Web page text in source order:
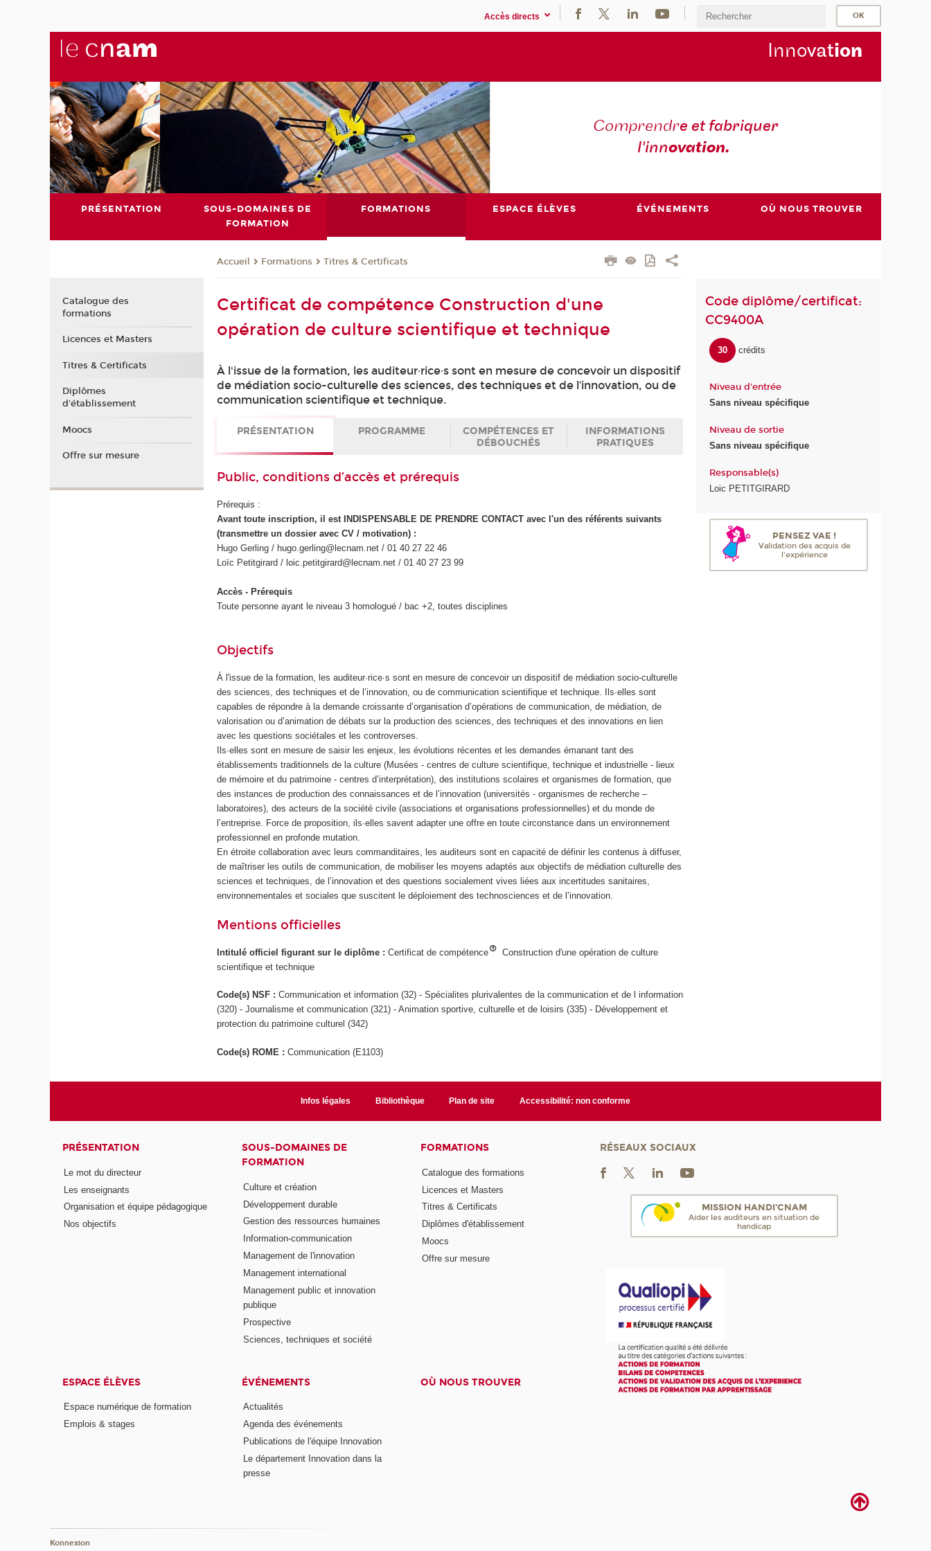
Accès directs
Innovation
Comprendre et fabriquer
l'innovation.
PRÉSENTATION
SOUS-DOMAINES DE
FORMATION
FORMATIONS ESPACE ÉLÈVES ÉVÉNEMENTS OÙ NOUS TROUVER
Accueil Formations Titres & Certificats
Certificat de compétence Construction d'une
opération de culture scientifique et technique
À l'issue de la formation, les auditeur∙rice∙s sont en mesure de concevoir un dispositif
de médiation socio-culturelle des sciences, des techniques et de l’innovation, ou de
communication scientifique et technique.
PRÉSENTATION PROGRAMME
COMPÉTENCES ET
DÉBOUCHÉS
INFORMATIONS
PRATIQUES
Public, conditions d’accès et prérequis
Prérequis :
Avant toute inscription, il est INDISPENSABLE DE PRENDRE CONTACT avec l'un des référents suivants
(transmettre un dossier avec CV / motivation) :
Hugo Gerling / hugo.gerling@lecnam.net / 01 40 27 22 46
Loïc Petitgirard / loic.petitgirard@lecnam.net / 01 40 27 23 99
Accès - Prérequis
Toute personne ayant le niveau 3 homologué / bac +2, toutes disciplines
Objectifs
À l'issue de la formation, les auditeur∙rice∙s sont en mesure de concevoir un dispositif de médiation socio-culturelle
des sciences, des techniques et de l’innovation, ou de communication scientifique et technique. Ils∙elles sont
capables de répondre à la demande croissante d’organisation d’opérations de communication, de médiation, de
valorisation ou d’animation de débats sur la production des sciences, des techniques et des innovations en lien
avec les questions sociétales et les controverses.
Ils∙elles sont en mesure de saisir les enjeux, les évolutions récentes et les demandes émanant tant des
établissements traditionnels de la culture (Musées - centres de culture scientifique, technique et industrielle - lieux
de mémoire et du patrimoine - centres d’interprétation), des institutions scolaires et organismes de formation, que
des instances de production des connaissances et de l’innovation (universités - organismes de recherche –
laboratoires), des acteurs de la société civile (associations et organisations professionnelles) et du monde de
l’entreprise. Force de proposition, ils∙elles savent adapter une offre en toute circonstance dans un environnement
professionnel en profonde mutation.
En étroite collaboration avec leurs commanditaires, les auditeurs sont en capacité de définir les contenus à diffuser,
de maîtriser les outils de communication, de mobiliser les moyens adaptés aux objectifs de médiation culturelle des
sciences et techniques, de l’innovation et des questions socialement vives liées aux incertitudes sanitaires,
environnementales et sociales que suscitent le déploiement des technosciences et de l’innovation.
Mentions officielles
Intitulé officiel figurant sur le diplôme :Certificat de compétence
Construction d'une opération de culture
scientifique et technique
Code(s) NSF :Communication et information (32) - Spécialites plurivalentes de la communication et de l information
(320) - Journalisme et communication (321) - Animation sportive, culturelle et de loisirs (335) - Développement et
protection du patrimoine culturel (342)
Code(s) ROME :Communication (E1103)
Code diplôme/certificat:
CC9400A
30 crédits
Niveau d'entrée
Sans niveau spécifique
Niveau de sortie
Sans niveau spécifique
Responsable(s)
Loic PETITGIRARD
PENSEZ VAE !
Validation des acquis de
l'expérience
Catalogue des
formations
Licences et Masters
Titres & Certificats
Diplômes
d'établissement
Moocs
Offre sur mesure
Infos légales Bibliothèque Plan de site Accessibilité: non conforme
PRÉSENTATION
Le mot du directeur
Les enseignants
Organisation et équipe pédagogique
Nos objectifs
SOUS-DOMAINES DE
FORMATION
Culture et création
Développement durable
Gestion des ressources humaines
Information-communication
Management de l'innovation
Management international
Management public et innovation
publique
Prospective
Sciences, techniques et société
FORMATIONS
Catalogue des formations
Licences et Masters
Titres & Certificats
Diplômes d'établissement
Moocs
Offre sur mesure
ESPACE ÉLÈVES
Espace numérique de formation
Emplois & stages
ÉVÉNEMENTS
Actualités
Agenda des événements
Publications de l'équipe Innovation
Le département Innovation dans la
presse
OÙ NOUS TROUVER
RÉSEAUX SOCIAUX
MISSION HANDI'CNAM
Aider les auditeurs en situation de
handicap
Konnexion